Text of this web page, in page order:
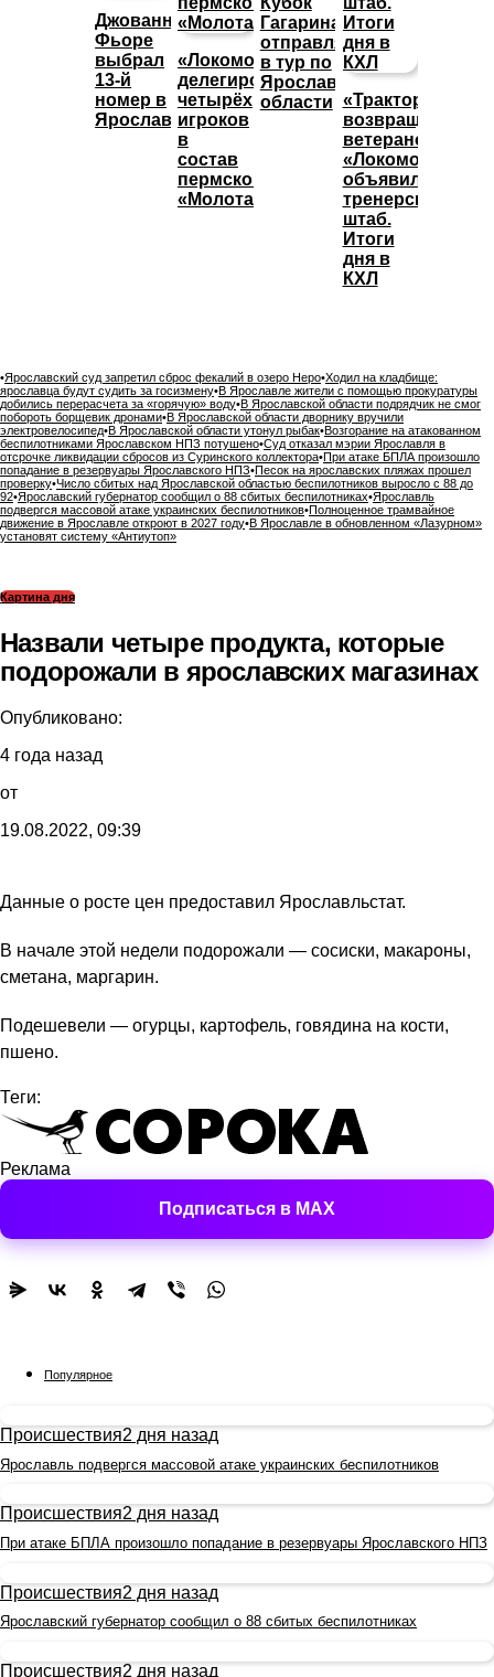
Джованни
Фьоре
выбрал
13-й
номер в
Ярославле
«Локомотив»
делегировал
четырёх
игроков
в
состав
пермского
«Молота»
Гагарина
отправляется
в тур по
Ярославской
области «Трактор»
возвращает
ветеранов,
«Локомотив»
объявил
тренерский
штаб.
Итоги
дня в
КХЛ
•Ярославский суд запретил сброс фекалий в озеро Неро•Ходил на кладбище:
ярославца будут судить за госизмену•В Ярославле жители с помощью прокуратуры
добились перерасчета за «горячую» воду•В Ярославской области подрядчик не смог
побороть борщевик дронами•В Ярославской области дворнику вручили
электровелосипед•В Ярославской области утонул рыбак•Возгорание на атакованном
беспилотниками Ярославском НПЗ потушено•Суд отказал мэрии Ярославля в
отсрочке ликвидации сбросов из Суринского коллектора•При атаке БПЛА произошло
попадание в резервуары Ярославского НПЗ•Песок на ярославских пляжах прошел
проверку•Число сбитых над Ярославской областью беспилотников выросло с 88 до
92•Ярославский губернатор сообщил о 88 сбитых беспилотниках•Ярославль
подвергся массовой атаке украинских беспилотников•Полноценное трамвайное
движение в Ярославле откроют в 2027 году•В Ярославле в обновленном «Лазурном»
установят систему «Антиутоп»
Картина дня
Назвали четыре продукта, которые
подорожали в ярославских магазинах
Опубликовано:
4 года назад
от
19.08.2022, 09:39
Данные о росте цен предоставил Ярославльстат.
В начале этой недели подорожали — сосиски, макароны,
сметана, маргарин.
Подешевели — огурцы, картофель, говядина на кости,
пшено.
Теги:
Реклама
Подписаться в MAX
Популярное
Происшествия2 дня назад
Ярославль подвергся массовой атаке украинских беспилотников
Происшествия2 дня назад
При атаке БПЛА произошло попадание в резервуары Ярославского НПЗ
Происшествия2 дня назад
Ярославский губернатор сообщил о 88 сбитых беспилотниках
Происшествия2 дня назад